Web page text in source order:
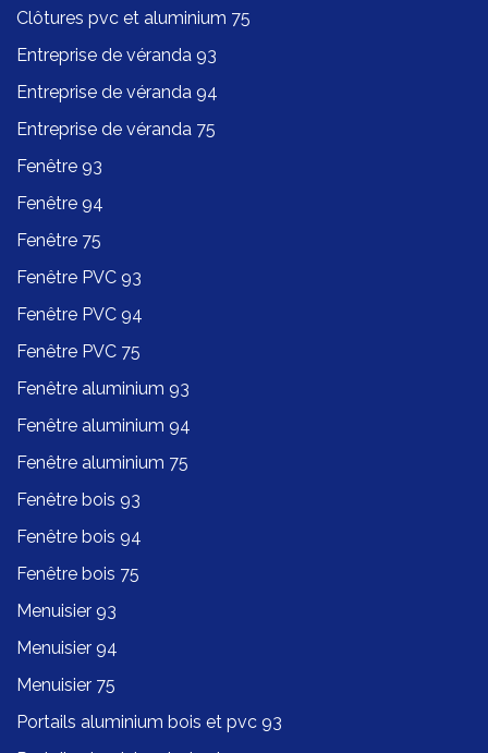
Clôtures pvc et aluminium 75
Entreprise de véranda 93
Entreprise de véranda 94
Entreprise de véranda 75
Fenêtre 93
Fenêtre 94
Fenêtre 75
Fenêtre PVC 93
Fenêtre PVC 94
Fenêtre PVC 75
Fenêtre aluminium 93
Fenêtre aluminium 94
Fenêtre aluminium 75
Fenêtre bois 93
Fenêtre bois 94
Fenêtre bois 75
Menuisier 93
Menuisier 94
Menuisier 75
Portails aluminium bois et pvc 93